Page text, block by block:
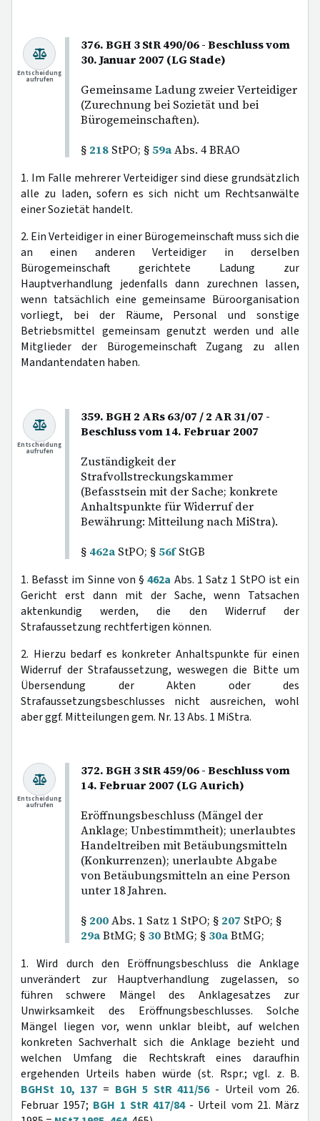
376. BGH 3 StR 490/06 - Beschluss vom
30. Januar 2007 (LG Stade)
Gemeinsame Ladung zweier Verteidiger
(Zurechnung bei Sozietät und bei
Bürogemeinschaften).
§ 218 StPO; § 59aAbs. 4 BRAO
Entscheidung
aufrufen
1. Im Falle mehrerer Verteidiger sind diese grundsätzlich
alle zu laden, sofern es sich nicht um Rechtsanwälte
einer Sozietät handelt.
2. Ein Verteidiger in einer Bürogemeinschaft muss sich die
an einen anderen Verteidiger in derselben
Bürogemeinschaft gerichtete Ladung zur
Hauptverhandlung jedenfalls dann zurechnen lassen,
wenn tatsächlich eine gemeinsame Büroorganisation
vorliegt, bei der Räume, Personal und sonstige
Betriebsmittel gemeinsam genutzt werden und alle
Mitglieder der Bürogemeinschaft Zugang zu allen
Mandantendaten haben.
359. BGH 2 ARs 63/07 / 2 AR 31/07 -
Beschluss vom 14. Februar 2007
Zuständigkeit der
Strafvollstreckungskammer
(Befasstsein mit der Sache; konkrete
Anhaltspunkte für Widerruf der
Bewährung: Mitteilung nach MiStra).
§ 462a StPO; § 56fStGB
Entscheidung
aufrufen
1. Befasst im Sinne von §462a Abs. 1 Satz 1 StPO ist ein
Gericht erst dann mit der Sache, wenn Tatsachen
aktenkundig werden, die den Widerruf der
Strafaussetzung rechtfertigen können.
2. Hierzu bedarf es konkreter Anhaltspunkte für einen
Widerruf der Strafaussetzung, weswegen die Bitte um
Übersendung der Akten oder des
Strafaussetzungsbeschlusses nicht ausreichen, wohl
aber ggf. Mitteilungen gem. Nr. 13 Abs. 1 MiStra.
372. BGH 3 StR 459/06 - Beschluss vom
14. Februar 2007 (LG Aurich)
Eröffnungsbeschluss (Mängel der
Anklage; Unbestimmtheit); unerlaubtes
Handeltreiben mit Betäubungsmitteln
(Konkurrenzen); unerlaubte Abgabe
von Betäubungsmitteln an eine Person
unter 18 Jahren.
§ 200Abs. 1 Satz 1 StPO; § 207 StPO; §
29aBtMG; § 30BtMG; § 30aBtMG;
Entscheidung
aufrufen
1. Wird durch den Eröffnungsbeschluss die Anklage
unverändert zur Hauptverhandlung zugelassen, so
führen schwere Mängel des Anklagesatzes zur
Unwirksamkeit des Eröffnungsbeschlusses. Solche
Mängel liegen vor, wenn unklar bleibt, auf welchen
konkreten Sachverhalt sich die Anklage bezieht und
welchen Umfang die Rechtskraft eines daraufhin
ergehenden Urteils haben würde (st. Rspr.; vgl. z. B.
BGHSt 10, 137 = BGH 5 StR 411/56- Urteil vom 26.
Februar 1957; BGH 1 StR 417/84- Urteil vom 21. März